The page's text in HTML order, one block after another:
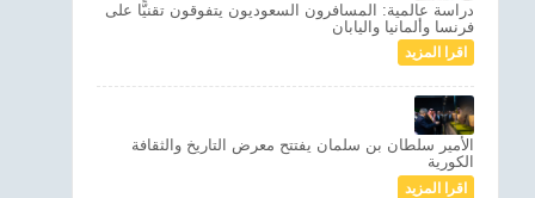
دراسة عالمية: المسافرون السعوديون يتفوقون تقنيًّا على
فرنسا وألمانيا واليابان
اقرا المزيد
الأمير سلطان بن سلمان يفتتح معرض التاريخ والثقافة
الكورية
اقرا المزيد